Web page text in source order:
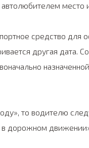
автолюбителем
средство для
другая дата.
то водителю
дорожном